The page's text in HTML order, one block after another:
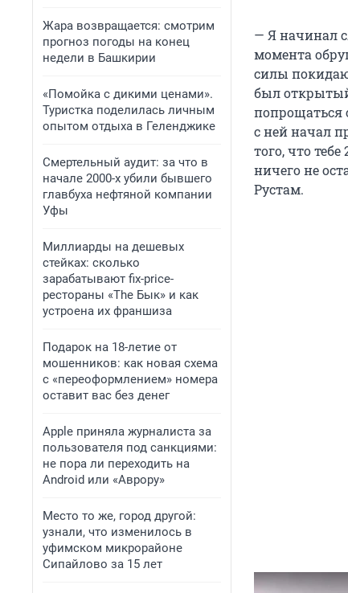
Жара возвращается: смотрим
прогноз погоды на конец
недели в Башкирии
«Помойка с дикими ценами».
Туристка поделилась личным
опытом отдыха в Геленджике
Смертельный аудит: за что в
начале 2000-х убили бывшего
главбуха нефтяной компании
Уфы
Миллиарды на дешевых
стейках: сколько
зарабатывают fix-price-
рестораны «The Бык» и как
устроена их франшиза
Подарок на 18-летие от
мошенников: как новая схема
с «переоформлением» номера
оставит вас без денег
Apple приняла журналиста за
пользователя под санкциями:
не пора ли переходить на
Android или «Аврору»
Место то же, город другой:
узнали, что изменилось в
уфимском микрорайоне
Сипайлово за 15 лет
— Я начинал
момента
силы
был
попрощаться
с ней начал
того, что
ничего не
Рустам.